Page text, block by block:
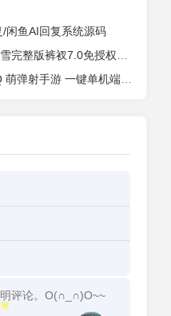
闲鱼AI回复系统源码
端+寒冬之城+万象古城+天威大陆+大唐盛世【站长亲测】
手工端 + GM 后台 + 安卓 iOS 双端带教程